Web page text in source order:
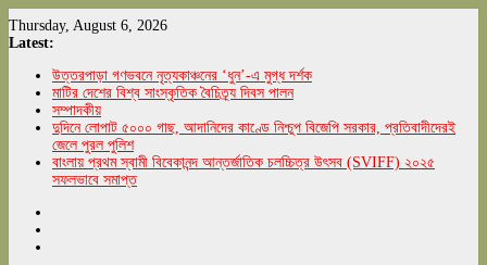
Skip
to
Thursday, August 6, 2026
Latest:
উত্তরপাড়া গণভবনে নৃত্যকাঞ্চনের ‘ধুন’-এ মুগ্ধ দর্শক
মাটির দেশের বিশ্ব সাংস্কৃতিক বৈচিত্র্য দিবস পালন
সম্পাদকীয়
দুদিনে লোপাট ৫০০০ গাছ, আদানিদের কাণ্ডে নিশ্চুপ বিজেপি সরকার, প্রতিবাদীদেরই
জেলে পুরল পুলিশ
বাংলায় প্রথম স্বামী বিবেকানন্দ আন্তর্জাতিক চলচ্চিত্র উৎসব (SVIFF) ২০২৫
সফলভাবে সমাপ্ত